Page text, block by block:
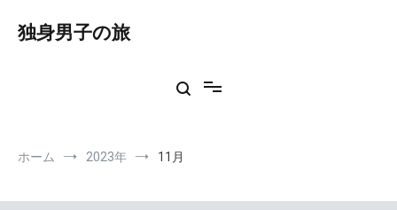
独身男子の旅
ホーム 2023年 11月